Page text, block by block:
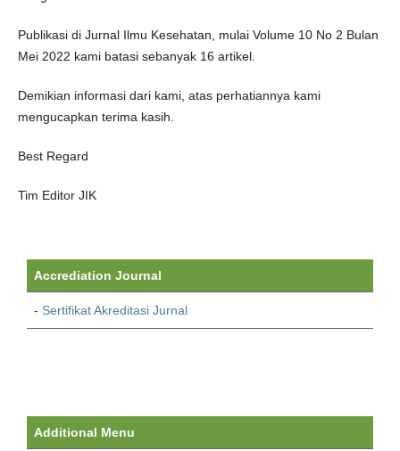
Publikasi di Jurnal Ilmu Kesehatan, mulai Volume 10 No 2 Bulan
Mei 2022 kami batasi sebanyak 16 artikel.
Demikian informasi dari kami, atas perhatiannya kami
mengucapkan terima kasih.
Best Regard
Tim Editor JIK
Accrediation Journal
- Sertifikat Akreditasi Jurnal
Additional Menu